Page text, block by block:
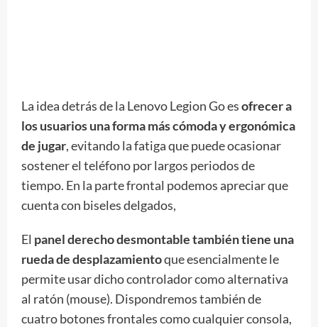
La idea detrás de la Lenovo Legion Go esofrecer a
los usuarios una forma más cómoda y ergonómica
de jugar, evitando la fatiga que puede ocasionar
sostener el teléfono por largos periodos de
tiempo. En la parte frontal podemos apreciar que
cuenta con biseles delgados,
El panel derecho desmontable también tiene una
rueda de desplazamientoque esencialmente le
permite usar dicho controlador como alternativa
al ratón (mouse). Dispondremos también de
cuatro botones frontales como cualquier consola,